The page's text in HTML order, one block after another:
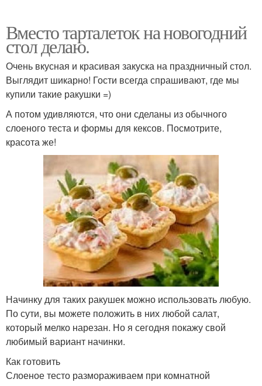
Вместо тарталеток на новогодний
стол делаю.
Очень вкусная и красивая закуска на праздничный стол.
Выглядит шикарно! Гости всегда спрашивают, где мы
купили такие ракушки =)
А потом удивляются, что они сделаны из обычного
слоеного теста и формы для кексов. Посмотрите,
красота же!
Начинку для таких ракушек можно использовать любую.
По сути, вы можете положить в них любой салат,
который мелко нарезан. Но я сегодня покажу свой
любимый вариант начинки.
Как готовить
Слоеное тесто размораживаем при комнатной